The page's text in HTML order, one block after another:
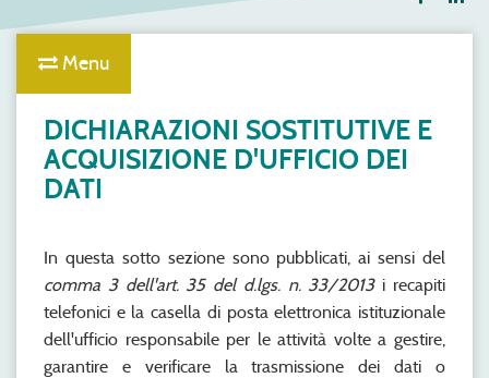
Menu
DICHIARAZIONI SOSTITUTIVE E
ACQUISIZIONE D'UFFICIO DEI
DATI
In questa sotto sezione sono pubblicati, ai sensi del
comma 3 dell'art. 35 del d.lgs. n. 33/2013i recapiti
telefonici e la casella di posta elettronica istituzionale
dell'ufficio responsabile per le attività volte a gestire,
garantire e verificare la trasmissione dei dati o